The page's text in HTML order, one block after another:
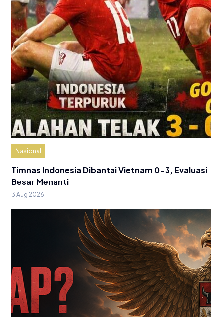
Nasional
Timnas Indonesia Dibantai Vietnam 0-3, Evaluasi
Besar Menanti
3 Aug 2026